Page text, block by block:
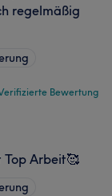
regelmäßig
Bewertung
Top Arbeit🥰